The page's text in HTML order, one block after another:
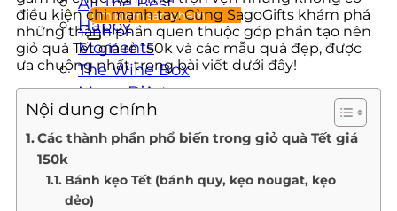
Happy
Moments
The Wine Box
Moon D’Art
QUÀ TẶNG DOANH NGHIỆP
THÔNG TIN LIÊN HỆ
điều kiện chi mạnh tay. Cùng SagoGifts khám phá
những thành phần quen thuộc góp phần tạo nên
giỏ quà Tết giá rẻ 150k và các mẫu quà đẹp, được
ưa chuộng nhất trong bài viết dưới đây!
Nội dung chính
Các thành phần phổ biến trong giỏ quà Tết giá
150k
Bánh kẹo Tết (bánh quy, kẹo nougat, kẹo
dẻo)